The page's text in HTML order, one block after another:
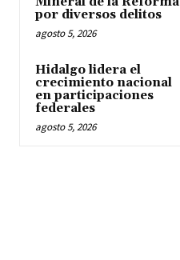
por diversos delitos
agosto 5, 2026
Hidalgo lidera el
crecimiento nacional
en participaciones
federales
agosto 5, 2026